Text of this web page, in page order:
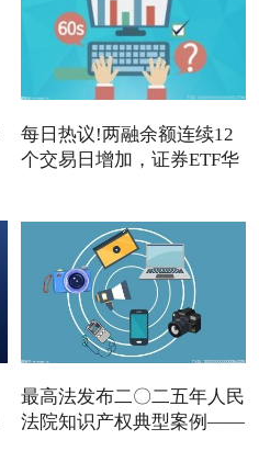
每日热议!两融余额连续12
个交易日增加，证券ETF华
最高法发布二〇二五年人民
法院知识产权典型案例——